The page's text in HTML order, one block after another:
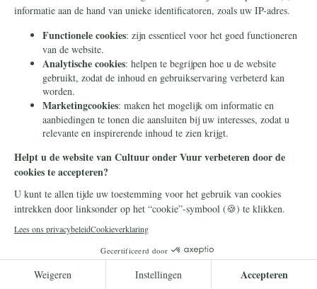
Frans Timmermans
Frans Timmermans krijgt
geheel onverdiend een
eretitel als minister van Staat
Frans Timmermans is benoemd tot minister
van Staat. Waar heeft hij dit buitengewone
eerbetoon aan te danken?